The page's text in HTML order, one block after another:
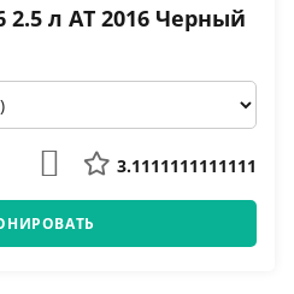
2.5 л АТ 2016 Черный
3.1111111111111